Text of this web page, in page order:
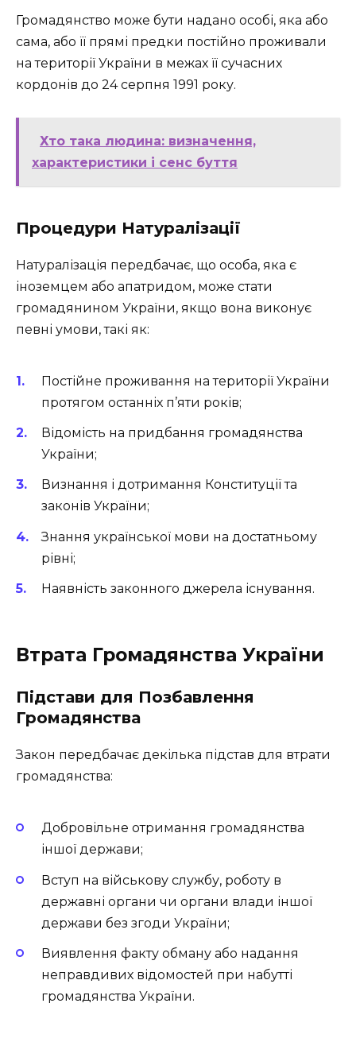
Громадянство може бути надано особі, яка або
сама, або її прямі предки постійно проживали
на території України в межах її сучасних
кордонів до 24 серпня 1991 року.
Хто така людина: визначення,
характеристики і сенс буття
Процедури Натуралізації
Натуралізація передбачає, що особа, яка є
іноземцем або апатридом, може стати
громадянином України, якщо вона виконує
певні умови, такі як:
Постійне проживання на території України
протягом останніх п’яти років;
Відомість на придбання громадянства
України;
Визнання і дотримання Конституції та
законів України;
Знання української мови на достатньому
рівні;
Наявність законного джерела існування.
Втрата Громадянства України
Підстави для Позбавлення
Громадянства
Закон передбачає декілька підстав для втрати
громадянства:
Добровільне отримання громадянства
іншої держави;
Вступ на військову службу, роботу в
державні органи чи органи влади іншої
держави без згоди України;
Виявлення факту обману або надання
неправдивих відомостей при набутті
громадянства України.